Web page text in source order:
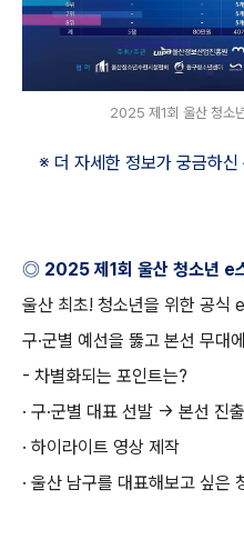
2025 제1회 울산 청소
※ 더 자세한 정보가 궁금하
◎ 2025제 1회 울산 청소년 e
울산 최초! 청소년을 위한 공식 e
구·군별 예선을 뚫고 본선 무대
- 차별화되는 포인트는?
· 구·군별 대표 선발 → 본선 진출
· 하이라이트 영상 제작
· 울산 남구를 대표해보고 싶은